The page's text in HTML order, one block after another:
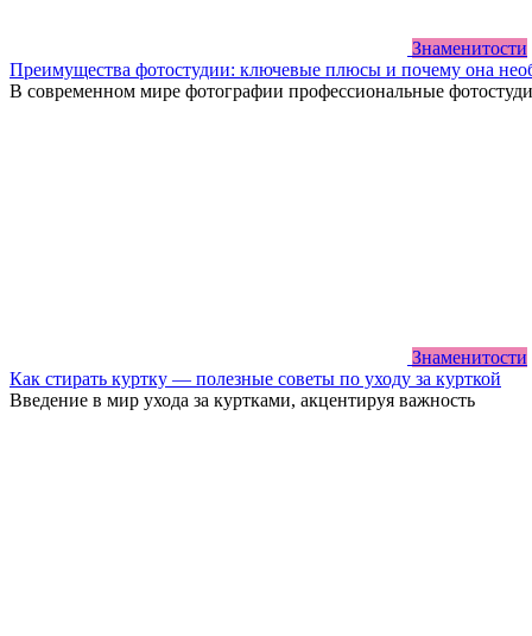
Знаменитости
Преимущества фотостудии: ключевые плюсы и почему она
В современном мире фотографии профессиональные
Знаменитости
Как стирать куртку — полезные советы по уходу за курткой
Введение в мир ухода за куртками, акцентируя важность